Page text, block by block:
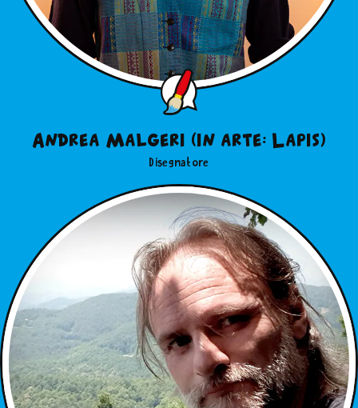
Andrea Malgeri (in arte: Lapis)
Disegnatore